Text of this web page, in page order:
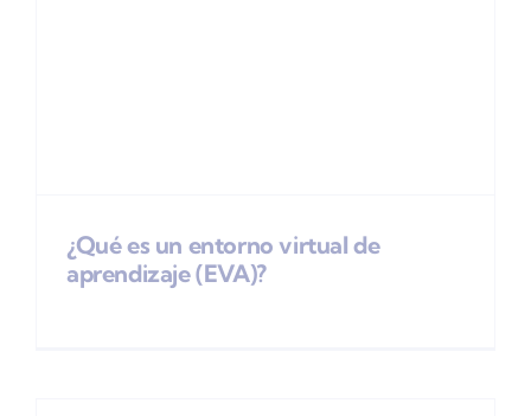
¿Qué es un entorno virtual de
aprendizaje (EVA)?